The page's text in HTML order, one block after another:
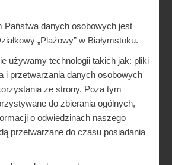
Państwa danych osobowych jest
„Plażowy” w Białymstoku.
używamy technologii takich jak: pliki
i przetwarzania danych osobowych
ze strony. Poza tym
do zbierania ogólnych,
o odwiedzinach naszego
przetwarzane do czasu posiadania